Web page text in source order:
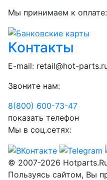
Мы принимаем к оплате:
Контакты
E-mail: retail@hot-
Звоните нам:
8(800) 600-73-47
показать телефон
Мы в соц.сетях:
© 2007-2026
Пользуясь сайтом, Вы